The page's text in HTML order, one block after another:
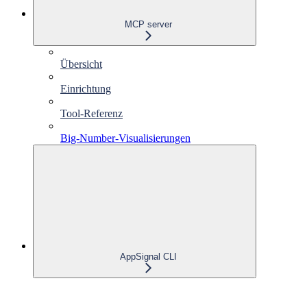
MCP server
Übersicht
Einrichtung
Tool-Referenz
Big-Number-Visualisierungen
AppSignal CLI